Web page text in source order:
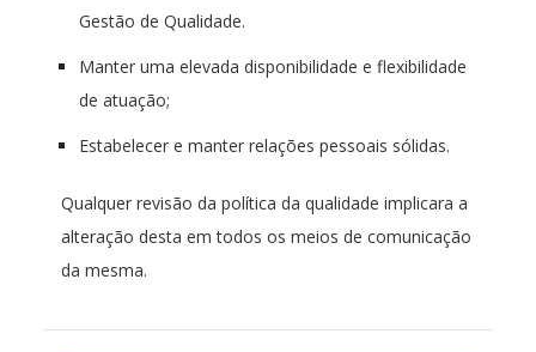
Gestão de Qualidade.
Manter uma elevada disponibilidade e flexibilidade
de atuação;
Estabelecer e manter relações pessoais sólidas.
Qualquer revisão da política da qualidade implicara a
alteração desta em todos os meios de comunicação
da mesma.